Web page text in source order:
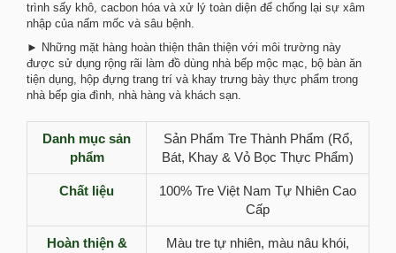
trình sấy khô, cacbon hóa và xử lý toàn diện để chống lại sự xâm
nhập của nấm mốc và sâu bệnh.
► Những mặt hàng hoàn thiện thân thiện với môi trường này
được sử dụng rộng rãi làm đồ dùng nhà bếp mộc mạc, bộ bàn ăn
tiện dụng, hộp đựng trang trí và khay trưng bày thực phẩm trong
nhà bếp gia đình, nhà hàng và khách sạn.
Danh mục sản
phẩm
Sản Phẩm Tre Thành Phẩm (Rổ,
Bát, Khay & Vỏ Bọc Thực Phẩm)
Chất liệu
100% Tre Việt Nam Tự Nhiên Cao
Cấp
Hoàn thiện &
Màu tre tự nhiên, màu nâu khói,